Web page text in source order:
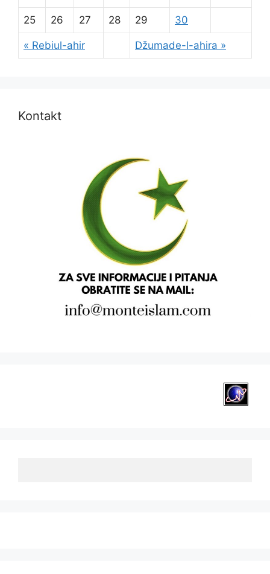
« Rebiul-ahir Džumade-l-ahira »
25 26 27 28 29 30
Kontakt